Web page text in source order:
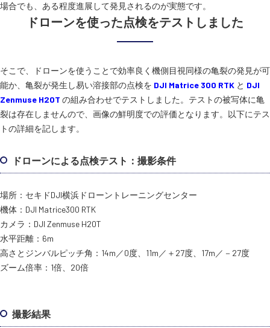
場合でも、ある程度進展して発見されるのが実態です。
ドローンを使った点検をテストしました
そこで、ドローンを使うことで効率良く機側目視同様の亀裂の発見が可
能か、亀裂が発生し易い溶接部の点検を DJI Matrice 300 RTK と DJI
Zenmuse H20T の組み合わせでテストしました。テストの被写体に亀
裂は存在しませんので、画像の鮮明度での評価となります。以下にテス
トの詳細を記します。
ドローンによる点検テスト：撮影条件
場所：セキドDJI横浜ドローントレーニングセンター
機体：DJI Matrice300 RTK
カメラ：DJI Zenmuse H20T
水平距離：6m
高さとジンバルピッチ角：14m／0度、11m／＋27度、17m／－27度
ズーム倍率：1倍、20倍
撮影結果